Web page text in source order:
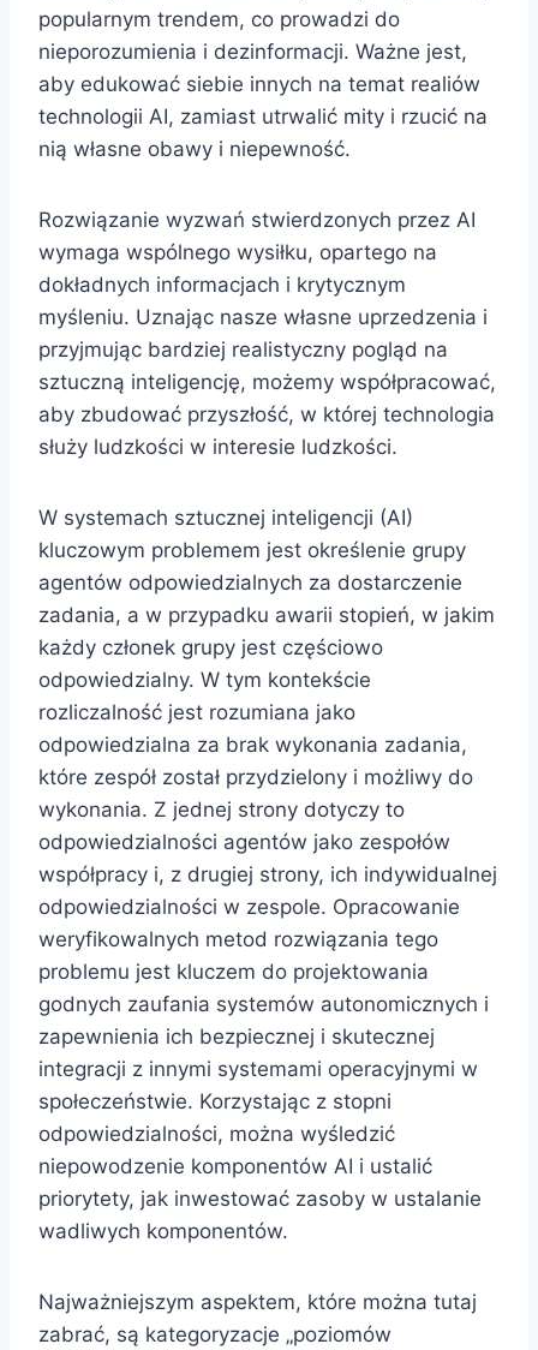
popularnym trendem, co prowadzi do
nieporozumienia i dezinformacji. Ważne jest,
aby edukować siebie innych na temat realiów
technologii AI, zamiast utrwalić mity i rzucić na
nią własne obawy i niepewność.
Rozwiązanie wyzwań stwierdzonych przez AI
wymaga wspólnego wysiłku, opartego na
dokładnych informacjach i krytycznym
myśleniu. Uznając nasze własne uprzedzenia i
przyjmując bardziej realistyczny pogląd na
sztuczną inteligencję, możemy współpracować,
aby zbudować przyszłość, w której technologia
służy ludzkości w interesie ludzkości.
W systemach sztucznej inteligencji (AI)
kluczowym problemem jest określenie grupy
agentów odpowiedzialnych za dostarczenie
zadania, a w przypadku awarii stopień, w jakim
każdy członek grupy jest częściowo
odpowiedzialny. W tym kontekście
rozliczalność jest rozumiana jako
odpowiedzialna za brak wykonania zadania,
które zespół został przydzielony i możliwy do
wykonania. Z jednej strony dotyczy to
odpowiedzialności agentów jako zespołów
współpracy i, z drugiej strony, ich indywidualnej
odpowiedzialności w zespole. Opracowanie
weryfikowalnych metod rozwiązania tego
problemu jest kluczem do projektowania
godnych zaufania systemów autonomicznych i
zapewnienia ich bezpiecznej i skutecznej
integracji z innymi systemami operacyjnymi w
społeczeństwie. Korzystając z stopni
odpowiedzialności, można wyśledzić
niepowodzenie komponentów AI i ustalić
priorytety, jak inwestować zasoby w ustalanie
wadliwych komponentów.
Najważniejszym aspektem, które można tutaj
zabrać, są kategoryzacje „poziomów